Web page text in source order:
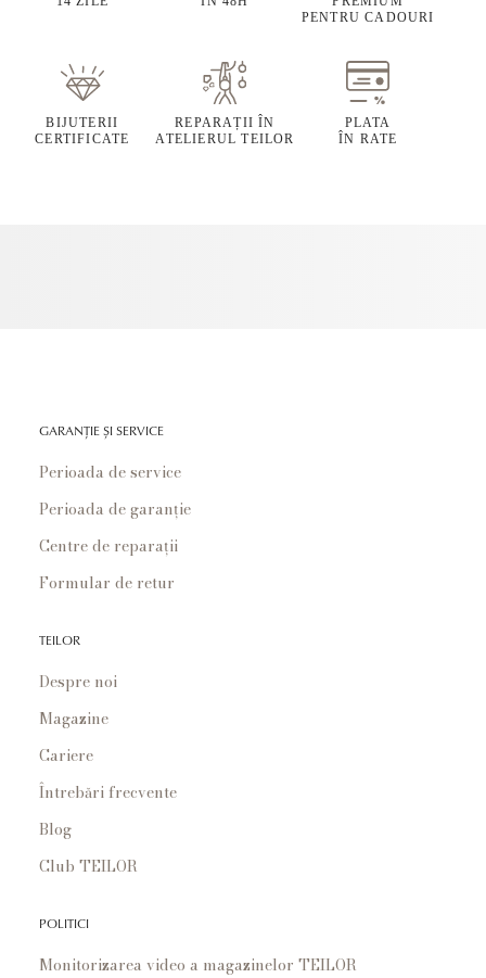
PENTRU CADOURI
BIJUTERII
CERTIFICATE
REPARAȚII ÎN
ATELIERUL TEILOR
PLATA
ÎN RATE
GARANȚIE ȘI SERVICE
Perioada de service
Perioada de garanție
Centre de reparații
Formular de retur
TEILOR
Despre noi
Magazine
Cariere
Întrebări frecvente
Blog
Club TEILOR
POLITICI
Monitorizarea video a magazinelor TEILOR